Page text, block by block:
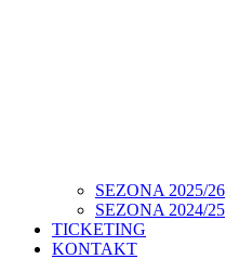
SEZONA 2025/26
SEZONA 2024/25
TICKETING
KONTAKT